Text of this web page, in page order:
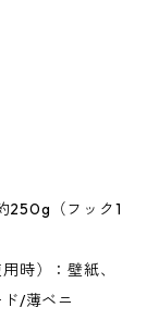
250g（フック1
時）：壁紙、
/薄ベニ